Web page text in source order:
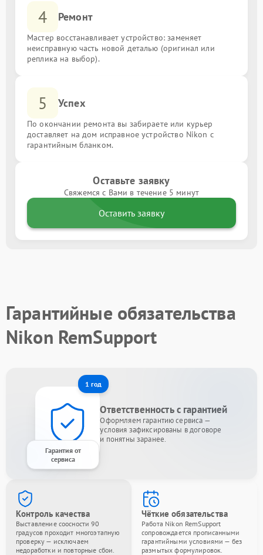
4 Ремонт
Мастер восстанавливает устройство: заменяет
неисправную часть новой деталью (оригинал или
реплика на выбор).
5 Успех
По окончании ремонта вы забираете или курьер
доставляет на дом исправное устройство Nikon с
гарантийным бланком.
Оставьте заявку
Свяжемся с Вами в течение 5 минут
Оставить заявку
Гарантийные обязательства
Nikon RemSupport
1 год
Гарантия от
сервиса
Ответственность с гарантией
Оформляем гарантию сервиса —
условия зафиксированы в договоре
и понятны заранее.
Контроль качества
Выставление соосности 90
градусов проходит многоэтапную
проверку — исключаем
недоработки и повторные сбои.
Чёткие обязательства
Работа Nikon RemSupport
сопровождается прописанными
гарантийными условиями — без
размытых формулировок.